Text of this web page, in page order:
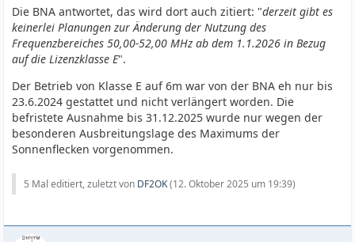
Die BNA antwortet, das wird dort auch zitiert: "derzeit gibt es
keinerlei Planungen zur Änderung der Nutzung des
Frequenzbereiches 50,00-52,00 MHz ab dem 1.1.2026 in Bezug
auf die Lizenzklasse E".
Der Betrieb von Klasse E auf 6m war von der BNA eh nur bis
23.6.2024 gestattet und nicht verlängert worden. Die
befristete Ausnahme bis 31.12.2025 wurde nur wegen der
besonderen Ausbreitungslage des Maximums der
Sonnenflecken vorgenommen.
5 Mal editiert, zuletzt von DF2OK(12. Oktober 2025 um 19:39)